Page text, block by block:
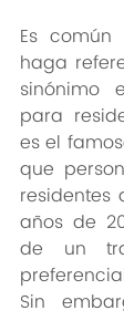
Es común
haga
sinónimo
para
es el
que
residentes
años de
de un
Sin